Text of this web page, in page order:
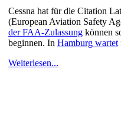
Cessna hat für die Citation
(European Aviation Safety
der FAA-Zulassung können
beginnen. In Hamburg wartet
Weiterlesen...